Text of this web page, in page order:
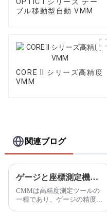
OPTIC I シリーズ テー
ブル移動型自動 VMM
CORE II シリーズ高精度
VMM
関連ブログ
ゲージと座標測定機の比較
CMMは高精度測定ツールの
一種であり、ゲージの精度を